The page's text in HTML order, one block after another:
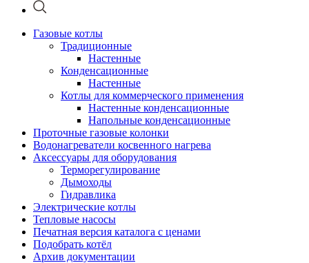
Газовые котлы
Традиционные
Настенные
Конденсационные
Настенные
Котлы для коммерческого применения
Настенные конденсационные
Напольные конденсационные
Проточные газовые колонки
Водонагреватели косвенного нагрева
Аксессуары для оборудования
Терморегулирование
Дымоходы
Гидравлика
Электрические котлы
Тепловые насосы
Печатная версия каталога с ценами
Подобрать котёл
Архив документации